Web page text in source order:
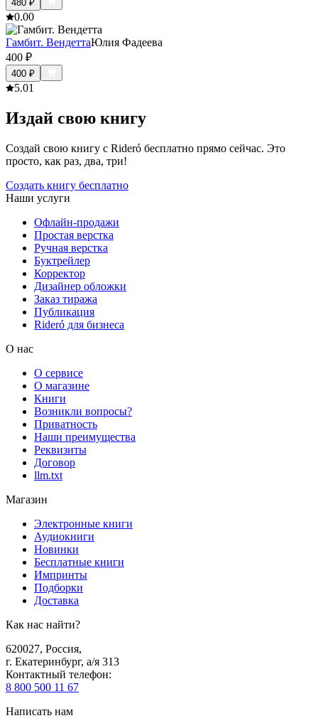
480 ₽
0.00
Гамбит. ВендеттаЮлия Фадеева
400 ₽
400 ₽
5.01
Издай свою книгу
Создай свою книгу с Rideró бесплатно прямо сейчас. Это
просто, как раз, два, три!
Создать книгу бесплатно
Наши услуги
Офлайн-продажи
Простая верстка
Ручная верстка
Буктрейлер
Корректор
Дизайнер обложки
Заказ тиража
Публикация
Rideró для бизнеса
О нас
О сервисе
О магазине
Книги
Возникли вопросы?
Приватность
Наши преимущества
Реквизиты
Договор
llm.txt
Магазин
Электронные книги
Аудиокниги
Новинки
Бесплатные книги
Импринты
Подборки
Доставка
Как нас найти?
620027, Россия,
г. Екатеринбург, а/я 313
Контактный телефон:
8 800 500 11 67
Написать нам